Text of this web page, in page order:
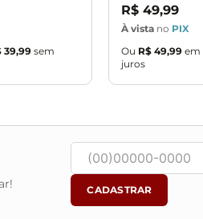
39,99 sem
R$ 49,99
À vista no PIX
Ou R$ 49,99 em
juros
CADASTRAR